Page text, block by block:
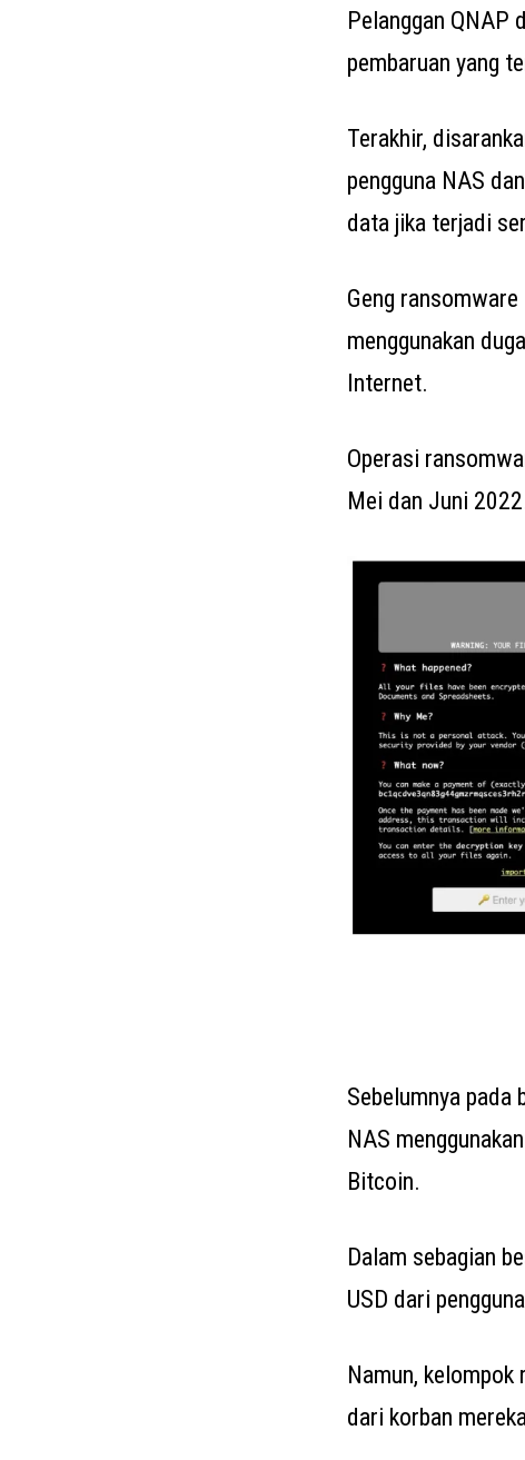
Pelanggan QNAP
pembaruan yang
Terakhir,
pengguna NAS
data jika terjadi
Geng
menggunakan
Internet.
Operasi
Mei dan Juni
Sebelumnya pada
NAS
Bitcoin.
Dalam sebagian
USD dari
Namun,
dari korban